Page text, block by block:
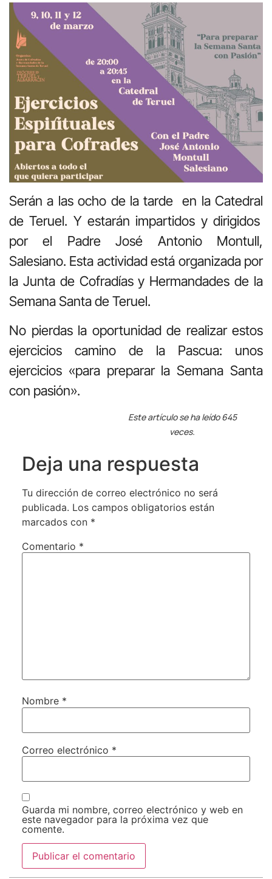
Serán a las ocho de la tarde en la Catedral
de Teruel. Y estarán impartidos y dirigidos
por el Padre José Antonio Montull,
Salesiano. Esta actividad está organizada por
la Junta de Cofradías y Hermandades de la
Semana Santa de Teruel.
No pierdas la oportunidad de realizar estos
ejercicios camino de la Pascua: unos
ejercicios «para preparar la Semana Santa
con pasión».
Este artículo se ha leído 645
veces.
Deja una respuesta
Tu dirección de correo electrónico no será
publicada. Los campos obligatorios están
marcados con *
Comentario *
Nombre *
Correo electrónico *
Guarda mi nombre, correo electrónico y web en
este navegador para la próxima vez que
comente.